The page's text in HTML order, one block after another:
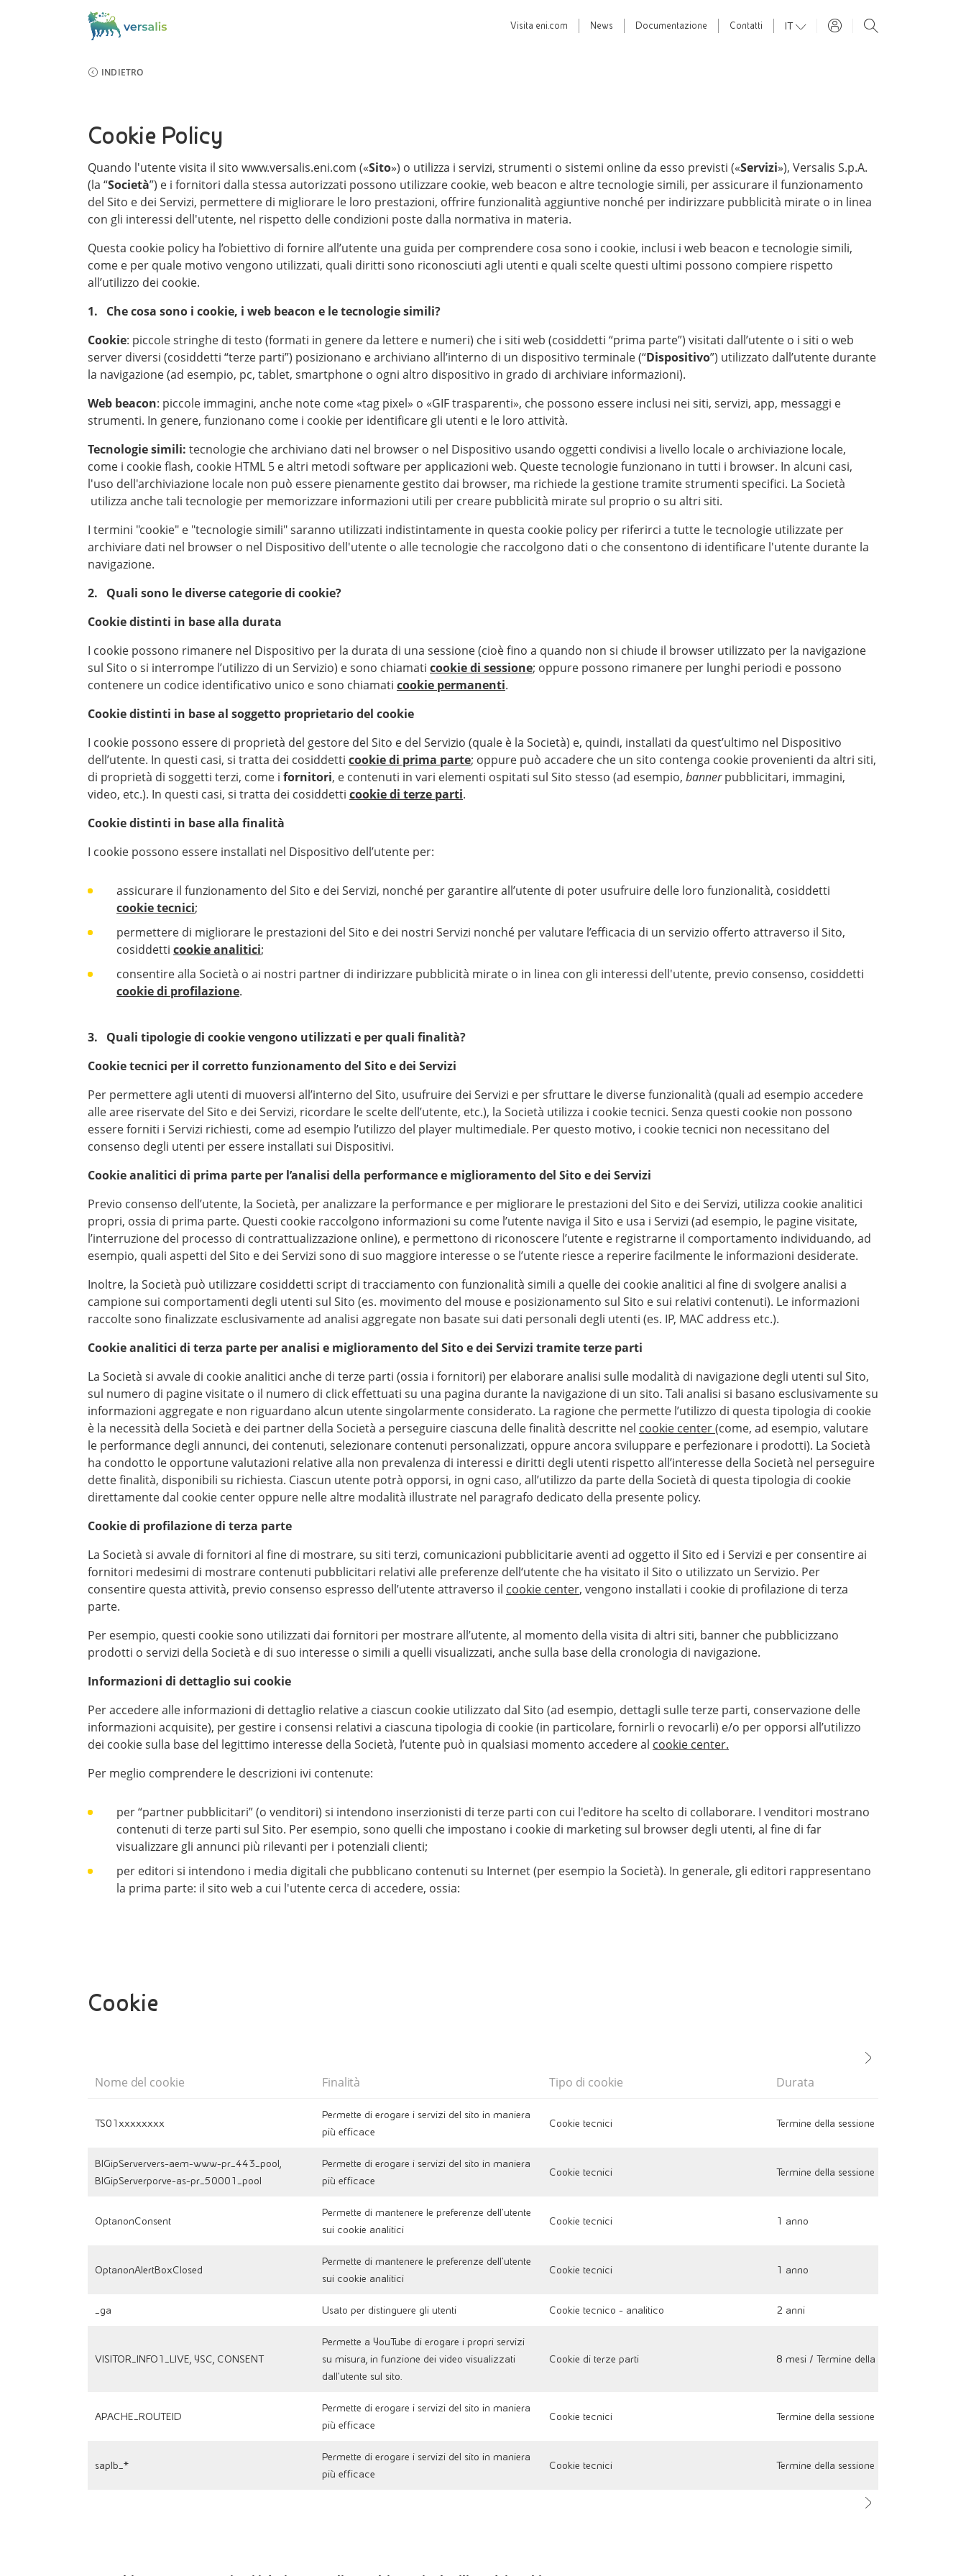
Visita eni.com News Documentazione Contatti IT
INDIETRO
Cookie Policy
Quando l'utente visita il sito www.versalis.eni.com («Sito») o utilizza i servizi, strumenti o sistemi online da esso previsti («Servizi»), Versalis S.p.A.
(la “Società”) e i fornitori dalla stessa autorizzati possono utilizzare cookie, web beacon e altre tecnologie simili, per assicurare il funzionamento
del Sito e dei Servizi, permettere di migliorare le loro prestazioni, offrire funzionalità aggiuntive nonché per indirizzare pubblicità mirate o in linea
con gli interessi dell'utente, nel rispetto delle condizioni poste dalla normativa in materia.
Questa cookie policy ha l’obiettivo di fornire all’utente una guida per comprendere cosa sono i cookie, inclusi i web beacon e tecnologie simili,
come e per quale motivo vengono utilizzati, quali diritti sono riconosciuti agli utenti e quali scelte questi ultimi possono compiere rispetto
all’utilizzo dei cookie.
1. Che cosa sono i cookie, i web beacon e le tecnologie simili?
Cookie: piccole stringhe di testo (formati in genere da lettere e numeri) che i siti web (cosiddetti “prima parte”) visitati dall’utente o i siti o web
server diversi (cosiddetti “terze parti”) posizionano e archiviano all’interno di un dispositivo terminale (“Dispositivo”) utilizzato dall’utente durante
la navigazione (ad esempio, pc, tablet, smartphone o ogni altro dispositivo in grado di archiviare informazioni).
Web beacon: piccole immagini, anche note come «tag pixel» o «GIF trasparenti», che possono essere inclusi nei siti, servizi, app, messaggi e
strumenti. In genere, funzionano come i cookie per identificare gli utenti e le loro attività.
Tecnologie simili: tecnologie che archiviano dati nel browser o nel Dispositivo usando oggetti condivisi a livello locale o archiviazione locale,
come i cookie flash, cookie HTML 5 e altri metodi software per applicazioni web. Queste tecnologie funzionano in tutti i browser. In alcuni casi,
l'uso dell'archiviazione locale non può essere pienamente gestito dai browser, ma richiede la gestione tramite strumenti specifici. La Società
utilizza anche tali tecnologie per memorizzare informazioni utili per creare pubblicità mirate sul proprio o su altri siti.
I termini "cookie" e "tecnologie simili" saranno utilizzati indistintamente in questa cookie policy per riferirci a tutte le tecnologie utilizzate per
archiviare dati nel browser o nel Dispositivo dell'utente o alle tecnologie che raccolgono dati o che consentono di identificare l'utente durante la
navigazione.
2. Quali sono le diverse categorie di cookie?
Cookie distinti in base alla durata
I cookie possono rimanere nel Dispositivo per la durata di una sessione (cioè fino a quando non si chiude il browser utilizzato per la navigazione
sul Sito o si interrompe l’utilizzo di un Servizio) e sono chiamati cookie di sessione; oppure possono rimanere per lunghi periodi e possono
contenere un codice identificativo unico e sono chiamati cookie permanenti.
Cookie distinti in base al soggetto proprietario del cookie
I cookie possono essere di proprietà del gestore del Sito e del Servizio (quale è la Società) e, quindi, installati da quest’ultimo nel Dispositivo
dell’utente. In questi casi, si tratta dei cosiddetti cookie di prima parte; oppure può accadere che un sito contenga cookie provenienti da altri siti,
di proprietà di soggetti terzi, come i fornitori, e contenuti in vari elementi ospitati sul Sito stesso (ad esempio, bannerpubblicitari, immagini,
video, etc.). In questi casi, si tratta dei cosiddetti cookie di terze parti.
Cookie distinti in base alla finalità
I cookie possono essere installati nel Dispositivo dell’utente per:
assicurare il funzionamento del Sito e dei Servizi, nonché per garantire all’utente di poter usufruire delle loro funzionalità, cosiddetti
cookie tecnici;
permettere di migliorare le prestazioni del Sito e dei nostri Servizi nonché per valutare l’efficacia di un servizio offerto attraverso il Sito,
cosiddetti cookie analitici;
consentire alla Società o ai nostri partner di indirizzare pubblicità mirate o in linea con gli interessi dell'utente, previo consenso, cosiddetti
cookie di profilazione.
3. Quali tipologie di cookie vengono utilizzati e per quali finalità?
Cookie tecnici per il corretto funzionamento del Sito e dei Servizi
Per permettere agli utenti di muoversi all’interno del Sito, usufruire dei Servizi e per sfruttare le diverse funzionalità (quali ad esempio accedere
alle aree riservate del Sito e dei Servizi, ricordare le scelte dell’utente, etc.), la Società utilizza i cookie tecnici. Senza questi cookie non possono
essere forniti i Servizi richiesti, come ad esempio l’utilizzo del player multimediale. Per questo motivo, i cookie tecnici non necessitano del
consenso degli utenti per essere installati sui Dispositivi.
Cookie analitici di prima parte per l’analisi della performance e miglioramento del Sito e dei Servizi
Previo consenso dell’utente, la Società, per analizzare la performance e per migliorare le prestazioni del Sito e dei Servizi, utilizza cookie analitici
propri, ossia di prima parte. Questi cookie raccolgono informazioni su come l’utente naviga il Sito e usa i Servizi (ad esempio, le pagine visitate,
l’interruzione del processo di contrattualizzazione online), e permettono di riconoscere l’utente e registrarne il comportamento individuando, ad
esempio, quali aspetti del Sito e dei Servizi sono di suo maggiore interesse o se l’utente riesce a reperire facilmente le informazioni desiderate.
Inoltre, la Società può utilizzare cosiddetti script di tracciamento con funzionalità simili a quelle dei cookie analitici al fine di svolgere analisi a
campione sui comportamenti degli utenti sul Sito (es. movimento del mouse e posizionamento sul Sito e sui relativi contenuti). Le informazioni
raccolte sono finalizzate esclusivamente ad analisi aggregate non basate sui dati personali degli utenti (es. IP, MAC address etc.).
Cookie analitici di terza parte per analisi e miglioramento del Sito e dei Servizi tramite terze parti
La Società si avvale di cookie analitici anche di terze parti (ossia i fornitori) per elaborare analisi sulle modalità di navigazione degli utenti sul Sito,
sul numero di pagine visitate o il numero di click effettuati su una pagina durante la navigazione di un sito. Tali analisi si basano esclusivamente su
informazioni aggregate e non riguardano alcun utente singolarmente considerato. La ragione che permette l’utilizzo di questa tipologia di cookie
è la necessità della Società e dei partner della Società a perseguire ciascuna delle finalità descritte nel cookie center(come, ad esempio, valutare
le performance degli annunci, dei contenuti, selezionare contenuti personalizzati, oppure ancora sviluppare e perfezionare i prodotti). La Società
ha condotto le opportune valutazioni relative alla non prevalenza di interessi e diritti degli utenti rispetto all’interesse della Società nel perseguire
dette finalità, disponibili su richiesta. Ciascun utente potrà opporsi, in ogni caso, all’utilizzo da parte della Società di questa tipologia di cookie
direttamente dal cookie center oppure nelle altre modalità illustrate nel paragrafo dedicato della presente policy.
Cookie di profilazione di terza parte
La Società si avvale di fornitori al fine di mostrare, su siti terzi, comunicazioni pubblicitarie aventi ad oggetto il Sito ed i Servizi e per consentire ai
fornitori medesimi di mostrare contenuti pubblicitari relativi alle preferenze dell‘utente che ha visitato il Sito o utilizzato un Servizio. Per
consentire questa attività, previo consenso espresso dell’utente attraverso il cookie center, vengono installati i cookie di profilazione di terza
parte.
Per esempio, questi cookie sono utilizzati dai fornitori per mostrare all’utente, al momento della visita di altri siti, banner che pubblicizzano
prodotti o servizi della Società e di suo interesse o simili a quelli visualizzati, anche sulla base della cronologia di navigazione.
Informazioni di dettaglio sui cookie
Per accedere alle informazioni di dettaglio relative a ciascun cookie utilizzato dal Sito (ad esempio, dettagli sulle terze parti, conservazione delle
informazioni acquisite), per gestire i consensi relativi a ciascuna tipologia di cookie (in particolare, fornirli o revocarli) e/o per opporsi all’utilizzo
dei cookie sulla base del legittimo interesse della Società, l’utente può in qualsiasi momento accedere al cookie center.
Per meglio comprendere le descrizioni ivi contenute:
per “partner pubblicitari” (o venditori) si intendono inserzionisti di terze parti con cui l'editore ha scelto di collaborare. I venditori mostrano
contenuti di terze parti sul Sito. Per esempio, sono quelli che impostano i cookie di marketing sul browser degli utenti, al fine di far
visualizzare gli annunci più rilevanti per i potenziali clienti;
per editori si intendono i media digitali che pubblicano contenuti su Internet (per esempio la Società). In generale, gli editori rappresentano
la prima parte: il sito web a cui l'utente cerca di accedere, ossia:
Cookie
Nome del cookie Finalità Tipo di cookie Durata
TS01xxxxxxxx
Permette di erogare i servizi del sito in maniera
più efficace
Cookie tecnici Termine della sessione
BIGipServervers-aem-www-pr_443_pool,
BIGipServerporve-as-pr_50001_pool
Permette di erogare i servizi del sito in maniera
più efficace
Cookie tecnici Termine della sessione
OptanonConsent
Permette di mantenere le preferenze dell'utente
sui cookie analitici
Cookie tecnici 1 anno
OptanonAlertBoxClosed
Permette di mantenere le preferenze dell'utente
sui cookie analitici
Cookie tecnici 1 anno
_ga Usato per distinguere gli utenti Cookie tecnico - analitico 2 anni
VISITOR_INFO1_LIVE, YSC, CONSENT
Permette a YouTube di erogare i propri servizi
su misura, in funzione dei video visualizzati
dall'utente sul sito.
Cookie di terze parti 8 mesi / Termine della sessione / 16 anni
APACHE_ROUTEID
Permette di erogare i servizi del sito in maniera
più efficace
Cookie tecnici Termine della sessione
saplb_*
Permette di erogare i servizi del sito in maniera
più efficace
Cookie tecnici Termine della sessione